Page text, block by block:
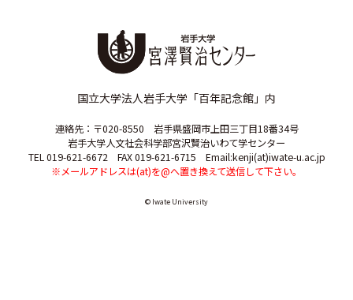
国立大学法人岩手大学「百年記念館」内
連絡先：〒020-8550 岩手県盛岡市上田三丁目18番34号
岩手大学人文社会科学部宮沢賢治いわて学センター
TEL 019-621-6672 FAX 019-621-6715 Email:kenji(at)iwate-u.ac.jp
※メールアドレスは(at)を@へ置き換えて送信して下さい。
© Iwate University